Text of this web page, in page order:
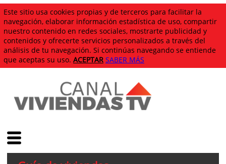
Este sitio usa cookies propias y de terceros para facilitar la
navegación, elaborar información estadística de uso, compartir
nuestro contenido en redes sociales, mostrarte publicidad y
contenidos y ofrecerte servicios personalizados a través del
análisis de tu navegación. Si continúas navegando se entiende
que aceptas su uso. ACEPTAR SABER MÁS